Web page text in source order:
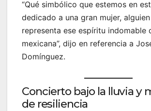
“Qué simbólico que estemos en
dedicado a una gran mujer,
representa ese espíritu indomable
mexicana”, dijo en referencia a
Domínguez.
Concierto bajo la lluvia y
de resiliencia